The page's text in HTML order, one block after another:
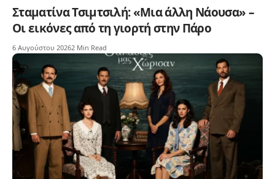
Σταματίνα Τσιμτσιλή: «Μια άλλη Νάουσα» –
Οι εικόνες από τη γιορτή στην Πάρο
6 Αυγούστου 20262 Min Read